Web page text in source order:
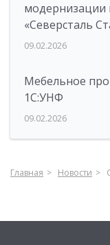
«Северсталь
09.02.2026
Мебельное
1С:УНФ
09.02.2026
Главная Новости